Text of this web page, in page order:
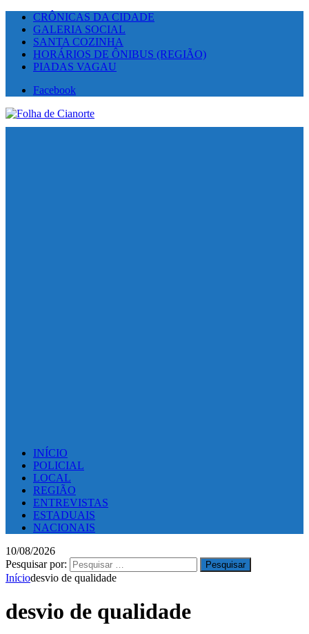
CRÔNICAS DA CIDADE
GALERIA SOCIAL
SANTA COZINHA
HORÁRIOS DE ÔNIBUS (REGIÃO)
PIADAS VAGAU
Facebook
INÍCIO
POLICIAL
LOCAL
REGIÃO
ENTREVISTAS
ESTADUAIS
NACIONAIS
10/08/2026
Pesquisar por:
Iníciodesvio de qualidade
desvio de qualidade